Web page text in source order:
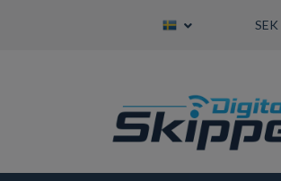
SEK